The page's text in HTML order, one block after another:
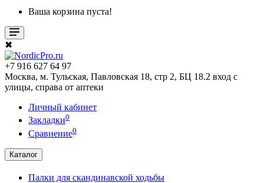
Ваша корзина пуста!
✖
+7 916 627 64 97
Москва, м. Тульская, Павловская 18, стр 2, БЦ 18.2 вход с
улицы, справа от аптеки
Личный кабинет
Закладки0
Сравнение0
Каталог
Палки для скандинавской ходьбы